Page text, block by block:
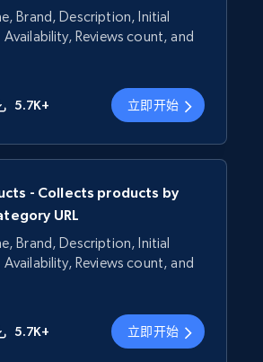
Brand, Description, Initial
Reviews count, and
5.7K+ 立即开始
- Collects products by
URL
Brand, Description, Initial
Reviews count, and
5.7K+ 立即开始